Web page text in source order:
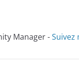
Manager -Suivez